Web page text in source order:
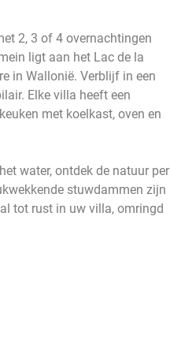
2, 3 of 4 overnachtingen
ligt aan het Lac de la
in Wallonië. Verblijf in een
Elke villa heeft een
met koelkast, oven en
water, ontdek de natuur per
stuwdammen zijn
tot rust in uw villa, omringd